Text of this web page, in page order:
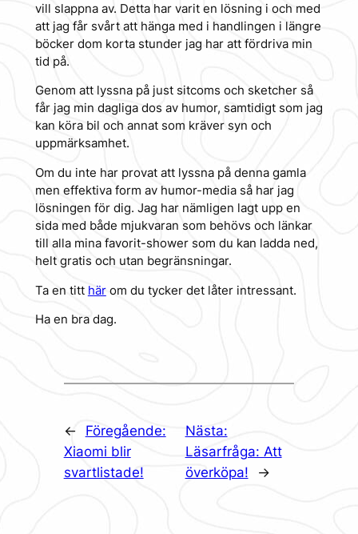
vill slappna av. Detta har varit en lösning i och med
att jag får svårt att hänga med i handlingen i längre
böcker dom korta stunder jag har att fördriva min
tid på.
Genom att lyssna på just sitcoms och sketcher så
får jag min dagliga dos av humor, samtidigt som jag
kan köra bil och annat som kräver syn och
uppmärksamhet.
Om du inte har provat att lyssna på denna gamla
men effektiva form av humor-media så har jag
lösningen för dig. Jag har nämligen lagt upp en
sida med både mjukvaran som behövs och länkar
till alla mina favorit-shower som du kan ladda ned,
helt gratis och utan begränsningar.
Ta en titt härom du tycker det låter intressant.
Ha en bra dag.
←
Föregående:
Xiaomi blir
svartlistade!
Nästa:
Läsarfråga: Att
överköpa!
→